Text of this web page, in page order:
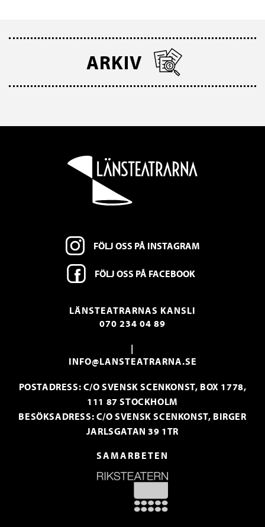
ARKIV
FÖLJ OSS PÅ INSTAGRAM
FÖLJ OSS PÅ FACEBOOK
LÄNSTEATRARNAS KANSLI
070 234 04 89
|
INFO@LANSTEATRARNA.SE
POSTADRESS: C/O SVENSK SCENKONST, BOX 1778,
111 87 STOCKHOLM
BESÖKSADRESS: C/O SVENSK SCENKONST, BIRGER
JARLSGATAN 39 1TR
SAMARBETEN